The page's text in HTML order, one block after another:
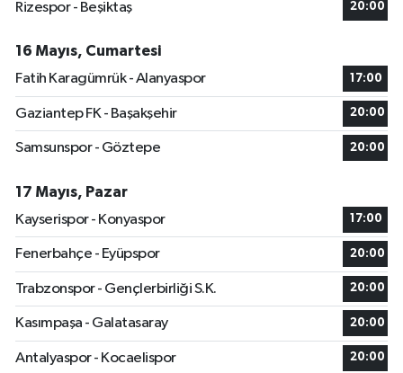
Rizespor - Beşiktaş
20:00
16 Mayıs, Cumartesi
Fatih Karagümrük - Alanyaspor
17:00
Gaziantep FK - Başakşehir 20:00
Samsunspor - Göztepe 20:00
17 Mayıs, Pazar
Kayserispor - Konyaspor
17:00
Fenerbahçe - Eyüpspor 20:00
Trabzonspor - Gençlerbirliği S.K. 20:00
Kasımpaşa - Galatasaray 20:00
Antalyaspor - Kocaelispor 20:00